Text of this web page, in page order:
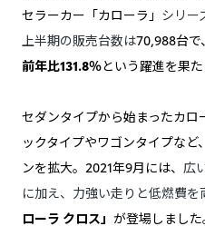
セラーカー「カローラ」 シリー
上半期の販売台数は70,988台で
前年比131.8％という躍進を果た
セダンタイプから始まったカ
ックタイプやワゴンタイプな
ンを拡大。2021年9月には、 広
に加え、力強い走りと低燃費を
ローラ クロス」 が登場しました